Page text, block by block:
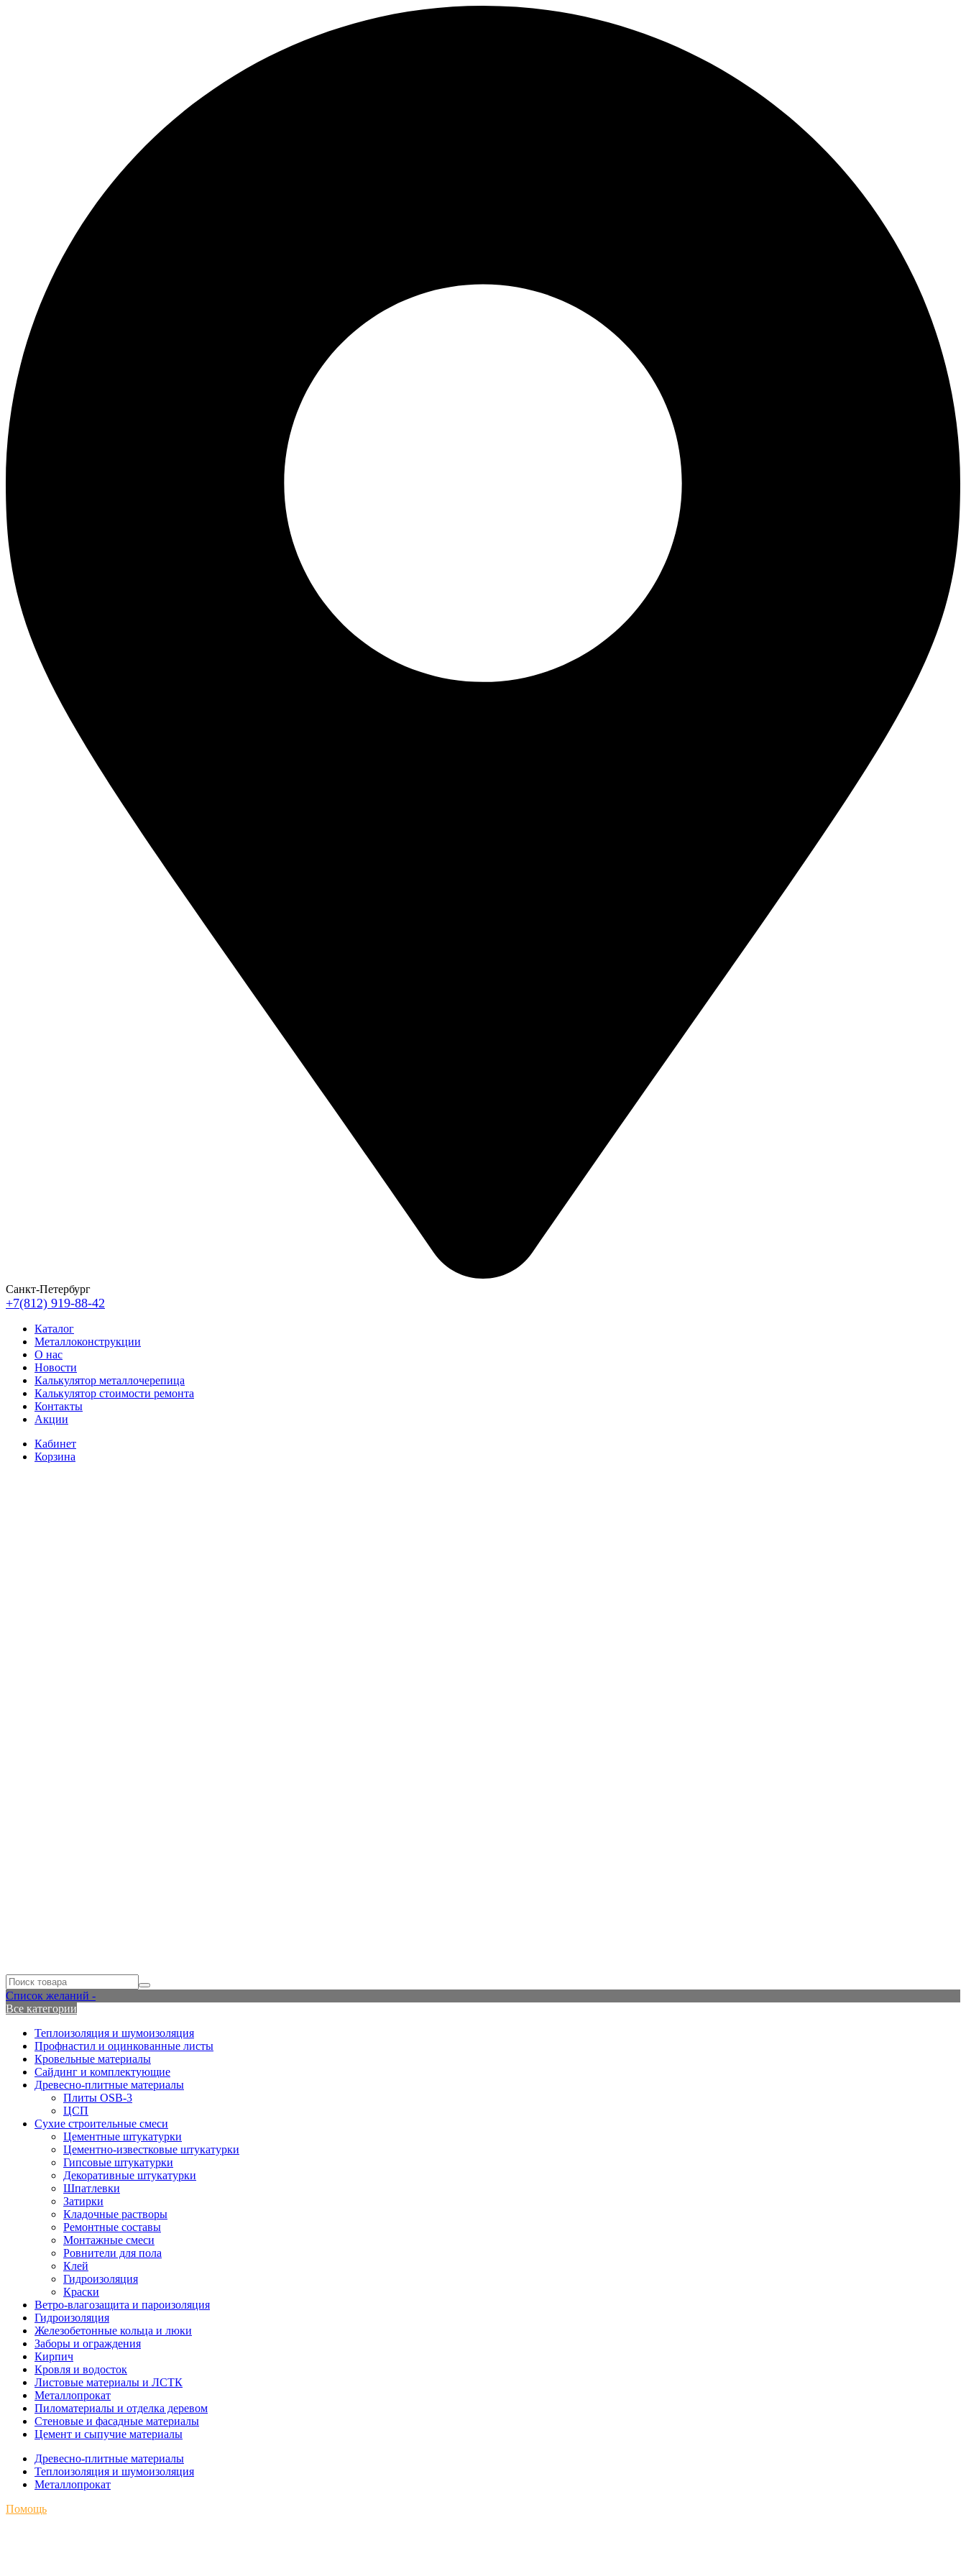
Санкт-Петербург
+7(812) 919-88-42
Каталог
Металлоконструкции
О нас
Новости
Калькулятор металлочерепица
Калькулятор стоимости ремонта
Контакты
Акции
Кабинет
Корзина
Список желаний -
Все категории
Теплоизоляция и шумоизоляция
Профнастил и оцинкованные листы
Кровельные материалы
Сайдинг и комплектующие
Древесно-плитные материалы
Плиты OSB-3
ЦСП
Сухие строительные смеси
Цементные штукатурки
Цементно-известковые штукатурки
Гипсовые штукатурки
Декоративные штукатурки
Шпатлевки
Затирки
Кладочные растворы
Ремонтные составы
Монтажные смеси
Ровнители для пола
Клей
Гидроизоляция
Краски
Ветро-влагозащита и пароизоляция
Гидроизоляция
Железобетонные кольца и люки
Заборы и ограждения
Кирпич
Кровля и водосток
Листовые материалы и ЛСТК
Металлопрокат
Пиломатериалы и отделка деревом
Стеновые и фасадные материалы
Цемент и сыпучие материалы
Древесно-плитные материалы
Теплоизоляция и шумоизоляция
Металлопрокат
Помощь